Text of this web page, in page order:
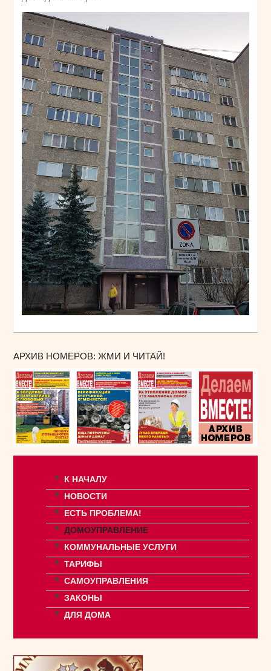
АРХИВ НОМЕРОВ: ЖМИ И ЧИТАЙ!
К НАЧАЛУ
НОВОСТИ
ЕСТЬ ПРОБЛЕМА!
ДОМОУПРАВЛЕНИЕ
КОММУНАЛЬНЫЕ УСЛУГИ
ТАРИФЫ
САМОУПРАВЛЕНИЯ
ЗАКОНЫ
ДЛЯ ДОМА